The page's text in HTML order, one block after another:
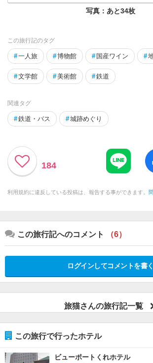
写真：あと34枚
この旅行記のタグ
#一人旅 #博物館 # 国産ワイン #
#文学館 #美術館 #鉄道
関連タグ
#鉄道・バス #城跡めぐり
184
利用規約に違反している投稿は、報告する事ができます。
この旅行記へのコメント （6）
ログインしてコメントを書く
旅猫さんの旅行記一覧
この旅行で行ったホテル
ビューポートくれホテル